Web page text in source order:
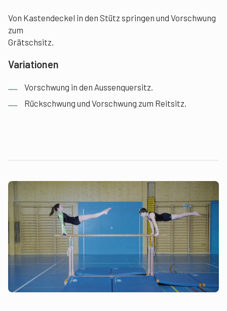
Von Kastendeckel in den Stütz springen und Vorschwung
zum
Grätschsitz.
Variationen
Vorschwung in den Aussenquersitz.
Rückschwung und Vorschwung zum Reitsitz.